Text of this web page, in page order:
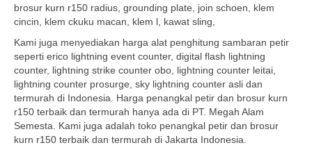
brosur kurn r150 radius, grounding plate, join schoen, klem
cincin, klem ckuku macan, klem l, kawat sling,
Kami juga menyediakan harga alat penghitung sambaran petir
seperti erico lightning event counter, digital flash lightning
counter, lightning strike counter obo, lightning counter leitai,
lightning counter prosurge, sky lightning counter asli dan
termurah di Indonesia. Harga penangkal petir dan brosur kurn
r150 terbaik dan termurah hanya ada di PT. Megah Alam
Semesta. Kami juga adalah toko penangkal petir dan brosur
kurn r150 terbaik dan termurah di Jakarta Indonesia.